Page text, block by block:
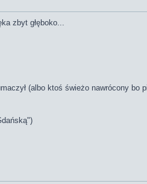
zbyt głęboko...
(albo ktoś świeżo nawrócony